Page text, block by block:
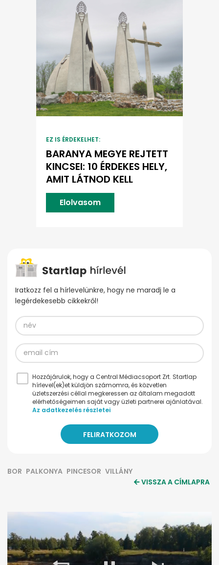
EZ IS ÉRDEKELHET:
BARANYA MEGYE REJTETT
KINCSEI: 10 ÉRDEKES HELY,
AMIT LÁTNOD KELL
Elolvasom
Iratkozz fel a hírlevelünkre, hogy ne maradj le a
legérdekesebb cikkekről!
Hozzájárulok, hogy a Central Médiacsoport Zrt. Startlap
hírlevel(ek)et küldjön számomra, és közvetlen
üzletszerzési céllal megkeressen az általam megadott
elérhetőségeimen saját vagy üzleti partnerei ajánlatával.
Az adatkezelés részletei
BOR PALKONYA PINCESOR VILLÁNY
VISSZA A CÍMLAPRA